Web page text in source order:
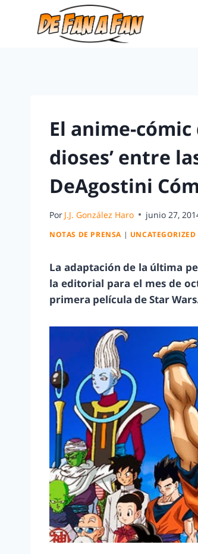
El anime-cómic
dioses’ entre
DeAgostini
Por J.J. González Haro junio 27,
NOTAS DE PRENSA | UNCATEGORIZED
La adaptación de la última
la editorial para el mes de
primera película de Star